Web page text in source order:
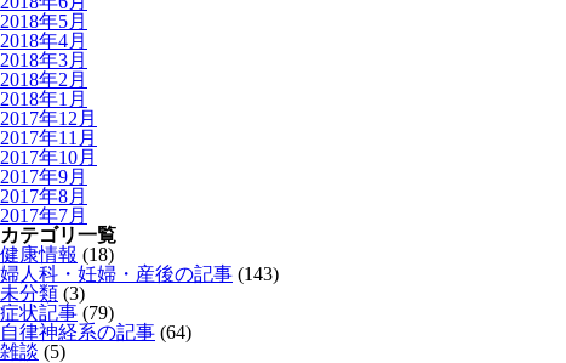
2018年5月
2018年4月
2018年3月
2018年2月
2018年1月
2017年12月
2017年11月
2017年10月
2017年9月
2017年8月
2017年7月
カテゴリ一覧
健康情報 (18)
婦人科・妊婦・産後の記事 (143)
未分類 (3)
症状記事 (79)
自律神経系の記事 (64)
雑談 (5)